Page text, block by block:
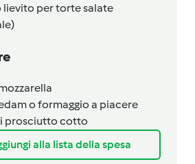
lievito per torte salate
o formaggio a piacere
prosciutto cotto
alla lista della spesa